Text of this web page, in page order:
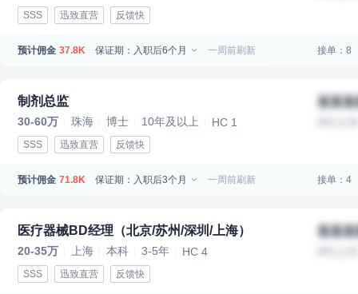
SSS 迅致直营 反馈快
预计佣金 37.8K 保证期：入职后6个月 一周前刷新 接单：8
制剂总监
30-60万 珠海 博士 10年及以上 HC 1
SSS 迅致直营 反馈快
某某
预计佣金 71.8K 保证期：入职后3个月 一周前刷新 接单：4
医疗器械BD经理（北京/苏州/深圳/上海）
20-35万 上海 本科 3-5年 HC 4
SSS 迅致直营 反馈快
某某